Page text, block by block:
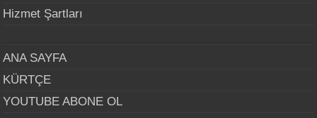
Hizmet Şartları
ANA SAYFA
KÜRTÇE
YOUTUBE ABONE OL